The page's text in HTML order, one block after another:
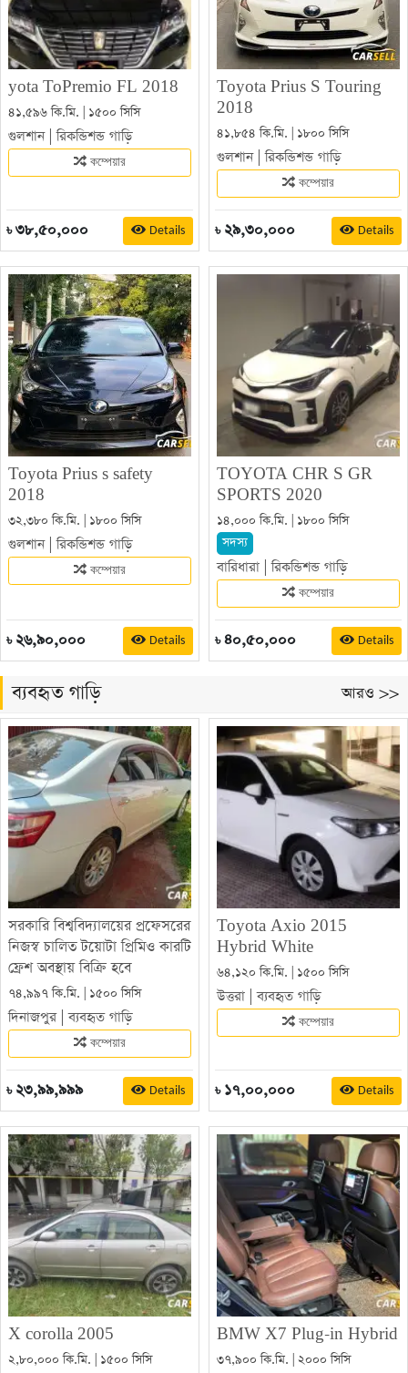
yota ToPremio FL 2018
৪১,৫৯৬ কি.মি. | ১৫০০ সিসি
গুলশান|রিকন্ডিশন্ড গাড়ি
কম্পেয়ার
৳ ৩৮,৫০,০০০ Details
Toyota Prius S Touring
2018
৪১,৮৫৪ কি.মি. | ১৮০০ সিসি
গুলশান|রিকন্ডিশন্ড গাড়ি
কম্পেয়ার
৳ ২৯,৩০,০০০ Details
Toyota Prius s safety
2018
৩২,৩৮০ কি.মি. | ১৮০০ সিসি
গুলশান|রিকন্ডিশন্ড গাড়ি
কম্পেয়ার
৳ ২৬,৯০,০০০ Details
TOYOTA CHR S GR
SPORTS 2020
১৪,০০০ কি.মি. | ১৮০০ সিসি
সদস্য
বারিধারা |রিকন্ডিশন্ড গাড়ি
কম্পেয়ার
৳ ৪০,৫০,০০০ Details
ব্যবহৃত গাড়ি আরও >>
সরকারি বিশ্ববিদ্যালয়ের প্রফেসরের
নিজস্ব চালিত টয়োটা প্রিমিও কারটি
ফ্রেশ অবস্থায় বিক্রি হবে
৭৪,৯৯৭ কি.মি. | ১৫০০ সিসি
দিনাজপুর|ব্যবহৃত গাড়ি
কম্পেয়ার
৳ ২৩,৯৯,৯৯৯ Details
Toyota Axio 2015
Hybrid White
৬৪,১২০ কি.মি. | ১৫০০ সিসি
উত্তরা |ব্যবহৃত গাড়ি
কম্পেয়ার
৳ ১৭,০০,০০০ Details
X corolla 2005
২,৮০,০০০ কি.মি. | ১৫০০ সিসি
BMW X7 Plug-in Hybrid
৩৭,৯০০ কি.মি. | ২০০০ সিসি